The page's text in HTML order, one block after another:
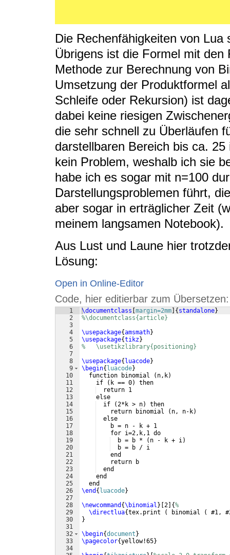
Die Rechenfähigkeiten von
Übrigens ist die Formel mit
Methode zur Berechnung von
Umsetzung der Produktformel
Schleife oder Rekursion) ist
dabei keine riesigen
die sehr schnell zu Überläufen
darstellbaren Bereich bis ca.
kein Problem, weshalb ich sie
habe ich es sogar mit n=100
Darstellungsproblemen führt,
aber sogar in erträglicher Zeit
meinem langsamen Notebook).
Aus Lust und Laune hier
Lösung:
Open in Online-Editor
Code, hier editierbar zum Übersetzen:
1
2
3
4
5
6
7
8
9
10
11
12
13
14
15
16
17
18
19
20
21
22
23
24
25
26
27
28
29
30
31
32
33
34
\documentclass [margin=2mm] {standalone}
%\documentclass{article}
\usepackage{amsmath}
\usepackage{tikz}
%   \usetikzlibrary{positioning}
\usepackage{luacode}
\begin{luacode}
  function binomial
( n,k)
    if
( k == 0)
then
  return 1
    else
  if
( 2*k > n)
then
    return binomial
( n, n-k)
  else
    b = n - k + 1
    for i=2,k,1 do
  b = b *
( n - k + i )
  b = b / i
    end
    return b
  end
    end
  end
\end {luacode}
\newcommand {\binomial } [2] {%
\directlua{tex.print ( binomial (
#1,
}
\begin{document}
\pagecolor{yellow!65}